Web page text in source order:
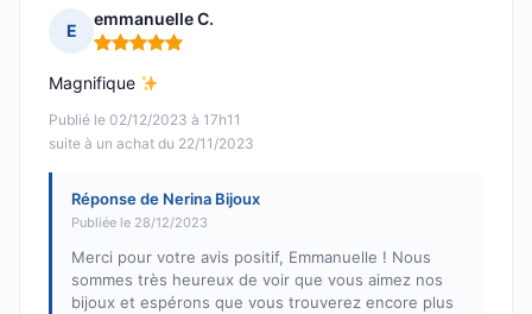
E
emmanuelle C.
Note : 5 sur 5
Publié le 02/12/2023 à 17h11
suite à un achat du 22/11/2023
Magnifique
Réponse de Nerina Bijoux
Publiée le 28/12/2023
Merci pour votre avis positif, Emmanuelle ! Nous
sommes très heureux de voir que vous aimez nos
bijoux et espérons que vous trouverez encore plus